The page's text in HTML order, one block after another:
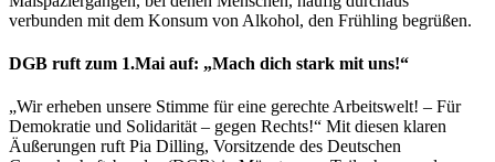
verbunden mit dem Konsum von Alkohol, den Frühling begrüßen.
DGB ruft zum 1.Mai auf: „Mach dich stark mit uns!“
„Wir erheben unsere Stimme für eine gerechte Arbeitswelt! – Für
Demokratie und Solidarität – gegen Rechts!“ Mit diesen klaren
Äußerungen ruft Pia Dilling, Vorsitzende des Deutschen